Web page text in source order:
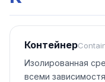
Контейнер
Изолированная
всеми